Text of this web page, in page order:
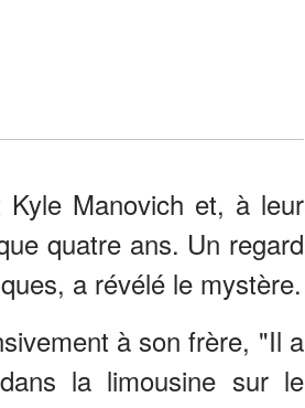
Kyle Manovich et, à leur
quatre ans. Un regard
a révélé le mystère.
à son frère, "Il a
la limousine sur le